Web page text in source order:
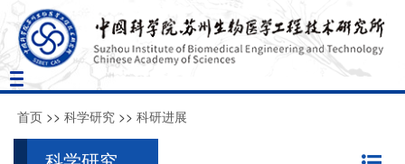
Toggle
navigation
首页 >> 科学研究 >> 科研进展